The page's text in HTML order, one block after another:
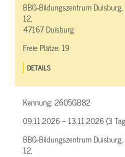
BBG-Bildungszentrum
12,
47167 Duisburg
Freie Plätze: 19
DETAILS
Kennung:2605GB82
09.11.2026 – 13.11.2026 (3
BBG-Bildungszentrum
12,